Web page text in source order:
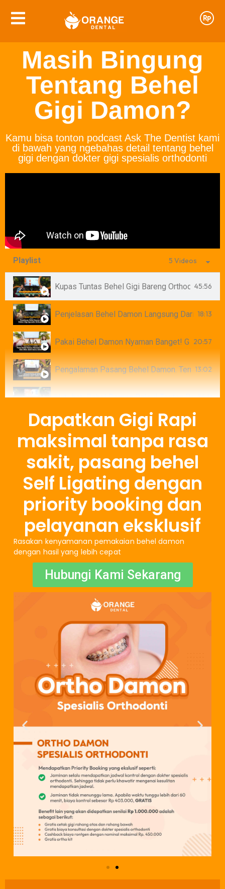
Masih Bingung
Tentang Behel
Gigi Damon?
Kamu bisa tonton podcast Ask The Dentist kami
di bawah yang ngebahas detail tentang behel
gigi dengan dokter gigi spesialis orthodonti
Playlist 5 Videos
Kupas Tuntas Behel Gigi Bareng Orthodontist
45:56
Penjelasan Behel Damon Langsung Dari Dokter
18:13
Pakai Behel Damon Nyaman Banget! Gak Bikin
20:57
Pengalaman Pasang Behel Damon. Ternyata
13:02
Hati-hati Behel Damon Palsu! Tonton 34:11
Dapatkan Gigi Rapi
maksimal tanpa rasa
sakit, pasang behel
Self Ligating dengan
priority booking dan
pelayanan eksklusif
Rasakan kenyamanan pemakaian behel damon
dengan hasil yang lebih cepat
Hubungi Kami Sekarang